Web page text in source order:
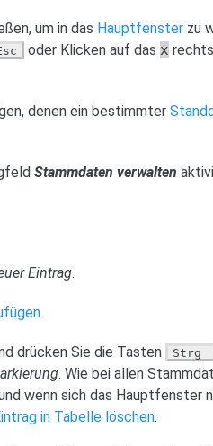
um in das Hauptfenster zu
oder Klicken auf das x
denen ein bestimmter
Stammdaten verwalten
Eintrag.
.
drücken Sie die Tasten Strg
. Wie bei allen
wenn sich das Hauptfenster
in Tabelle löschen.